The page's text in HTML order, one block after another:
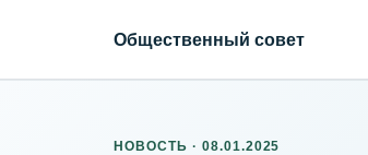
Общественный совет
НОВОСТЬ · 08.01.2025